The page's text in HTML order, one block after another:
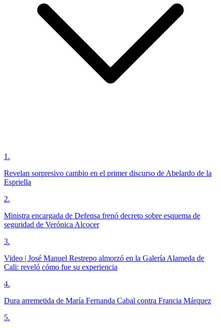
1 .
Revelan sorpresivo cambio en el primer discurso de Abelardo de la
Espriella
2.
Ministra encargada de Defensa frenó decreto sobre esquema de
seguridad de Verónica Alcocer
3.
Video | José Manuel Restrepo almorzó en la Galería Alameda de
Cali: reveló cómo fue su experiencia
4.
Dura arremetida de María Fernanda Cabal contra Francia Márquez
5.